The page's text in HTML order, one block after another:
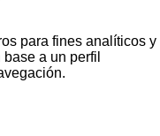
para fines analíticos y
a un perfil